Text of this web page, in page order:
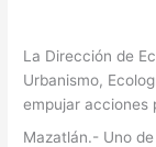
La Dirección de
Urbanismo,
empujar acciones
Mazatlán.- Uno